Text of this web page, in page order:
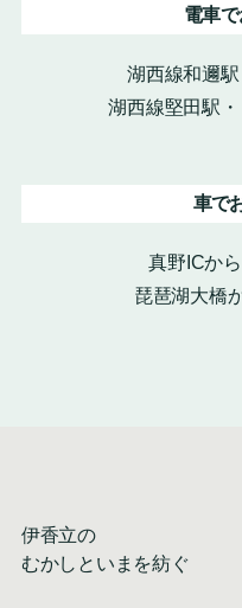
電車
湖西線和邇
湖西線堅田駅
車で
真野ICか
琵琶湖大橋
伊香立の
むかしといまを紡ぐ